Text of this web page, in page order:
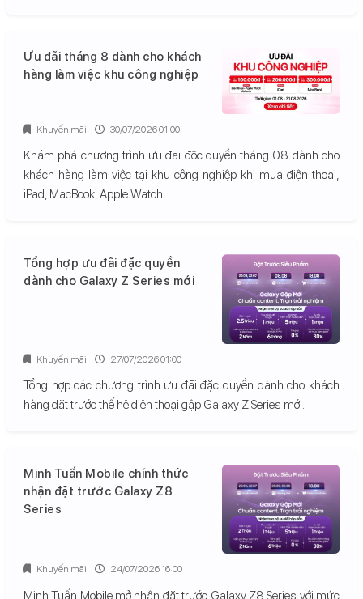
Ưu đãi tháng 8 dành cho khách
hàng làm việc khu công nghiệp
Khám phá chương trình ưu đãi độc quyền tháng 08 dành cho
khách hàng làm việc tại khu công nghiệp khi mua điện thoại,
iPad, MacBook, Apple Watch...
Khuyến mãi 30/07/2026 01:00
Tổng hợp ưu đãi đặc quyền
dành cho Galaxy Z Series mới
Tổng hợp các chương trình ưu đãi đặc quyền dành cho khách
hàng đặt trước thế hệ điện thoại gập Galaxy Z Series mới.
Khuyến mãi 27/07/2026 01:00
Minh Tuấn Mobile chính thức
nhận đặt trước Galaxy Z8
Series
Minh Tuấn Mobile mở nhận đặt trước Galaxy Z8 Series với mức
Khuyến mãi 24/07/2026 16:00